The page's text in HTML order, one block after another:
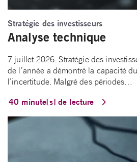
Stratégie des investisseurs
Analyse technique
7 juillet 2026. Stratégie des
de l’année a démontré la capacité
l’incertitude. Malgré des périodes…
40 minute[s] de lecture